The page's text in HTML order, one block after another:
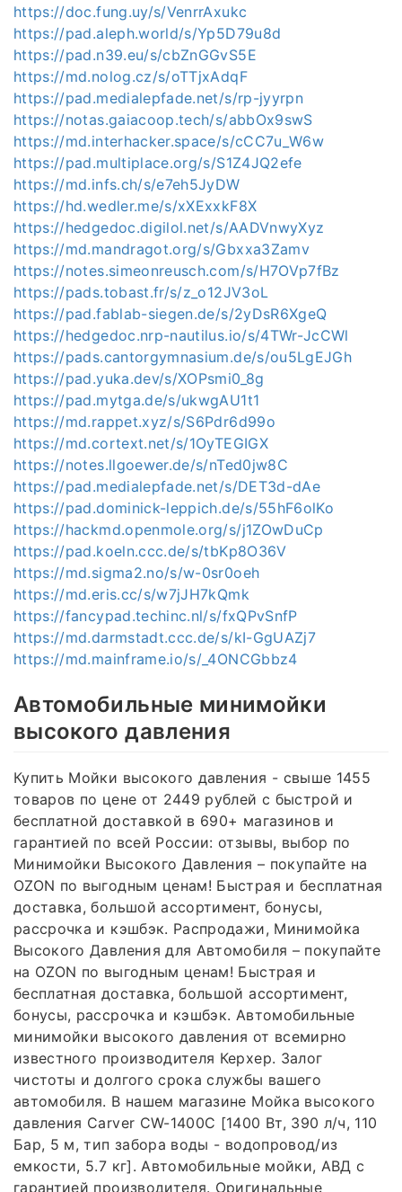
https://doc.fung.uy/s/VenrrAxukc
https://pad.aleph.world/s/Yp5D79u8d
https://pad.n39.eu/s/cbZnGGvS5E
https://md.nolog.cz/s/oTTjxAdqF
https://pad.medialepfade.net/s/rp-jyyrpn
https://notas.gaiacoop.tech/s/abbOx9swS
https://md.interhacker.space/s/cCC7u_W6w
https://pad.multiplace.org/s/S1Z4JQ2efe
https://md.infs.ch/s/e7eh5JyDW
https://hd.wedler.me/s/xXExxkF8X
https://hedgedoc.digilol.net/s/AADVnwyXyz
https://md.mandragot.org/s/Gbxxa3Zamv
https://notes.simeonreusch.com/s/H7OVp7fBz
https://pads.tobast.fr/s/z_o12JV3oL
https://pad.fablab-siegen.de/s/2yDsR6XgeQ
https://hedgedoc.nrp-nautilus.io/s/4TWr-JcCWl
https://pads.cantorgymnasium.de/s/ou5LgEJGh
https://pad.yuka.dev/s/XOPsmi0_8g
https://pad.mytga.de/s/ukwgAU1t1
https://md.rappet.xyz/s/S6Pdr6d99o
https://md.cortext.net/s/1OyTEGIGX
https://notes.llgoewer.de/s/nTed0jw8C
https://pad.medialepfade.net/s/DET3d-dAe
https://pad.dominick-leppich.de/s/55hF6olKo
https://hackmd.openmole.org/s/j1ZOwDuCp
https://pad.koeln.ccc.de/s/tbKp8O36V
https://md.sigma2.no/s/w-0sr0oeh
https://md.eris.cc/s/w7jJH7kQmk
https://fancypad.techinc.nl/s/fxQPvSnfP
https://md.darmstadt.ccc.de/s/kI-GgUAZj7
https://md.mainframe.io/s/_4ONCGbbz4
Автомобильные минимойки
высокого давления
Купить Мойки высокого давления - свыше 1455
товаров по цене от 2449 рублей с быстрой и
бесплатной доставкой в 690+ магазинов и
гарантией по всей России: отзывы, выбор по
Минимойки Высокого Давления – покупайте на
OZON по выгодным ценам! Быстрая и бесплатная
доставка, большой ассортимент, бонусы,
рассрочка и кэшбэк. Распродажи, Минимойка
Высокого Давления для Автомобиля – покупайте
на OZON по выгодным ценам! Быстрая и
бесплатная доставка, большой ассортимент,
бонусы, рассрочка и кэшбэк. Автомобильные
минимойки высокого давления от всемирно
известного производителя Керхер. Залог
чистоты и долгого срока службы вашего
автомобиля. В нашем магазине Мойка высокого
давления Carver CW-1400C [1400 Вт, 390 л/ч, 110
Бар, 5 м, тип забора воды - водопровод/из
емкости, 5.7 кг]. Автомобильные мойки, АВД с
гарантией производителя. Оригинальные